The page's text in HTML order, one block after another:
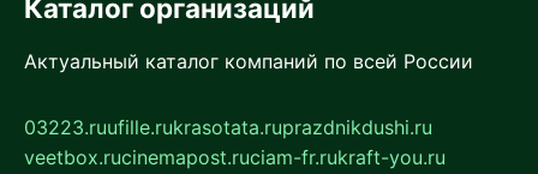
Каталог организаций
Актуальный каталог компаний по всей России
03223.ruufille.rukrasotata.ruprazdnikdushi.ru
veetbox.rucinemapost.ruciam-fr.rukraft-you.ru